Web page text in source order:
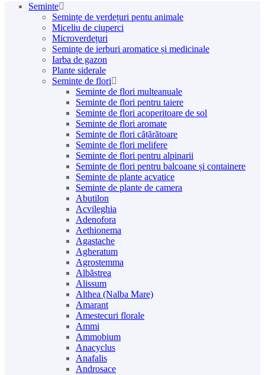
Seminte
Semințe de verdețuri pentu animale
Miceliu de ciuperci
Microverdețuri
Semințe de ierburi aromatice și medicinale
Iarba de gazon
Plante siderale
Seminte de flori
Seminte de flori multeanuale
Seminte de flori pentru taiere
Seminte de flori acoperitoare de sol
Seminte de flori aromate
Semințe de flori cățărătoare
Seminte de flori melifere
Seminte de flori pentru alpinarii
Semințe de flori pentru balcoane și containere
Seminte de plante acvatice
Seminte de plante de camera
Abutilon
Acvileghia
Adenofora
Aethionema
Agastache
Agheratum
Agrostemma
Albăstrea
Alissum
Althea (Nalba Mare)
Amarant
Amestecuri florale
Ammi
Ammobium
Anacyclus
Anafalis
Androsace